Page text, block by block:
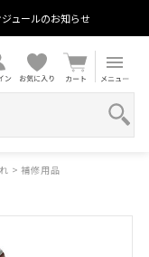
ュールのお知らせ
> 補修用品